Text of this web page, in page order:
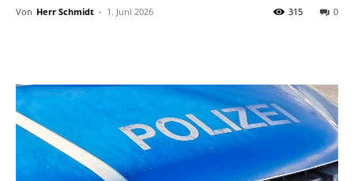
Von Herr Schmidt - 1. Juni 2026 0
315